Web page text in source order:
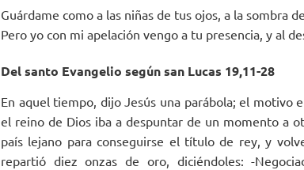
Guárdame como a las niñas de tus ojos, a la sombra
Pero yo con mi apelación vengo a tu presencia, y al
Del santo Evangelio según san Lucas 19,11-28
En aquel tiempo, dijo Jesús una parábola; el motivo
el reino de Dios iba a despuntar de un momento a
país lejano para conseguirse el título de rey, y
repartió diez onzas de oro, diciéndoles: -